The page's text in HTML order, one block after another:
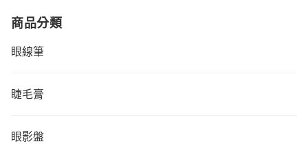
商品分類
眼線筆
睫毛膏
眼影盤